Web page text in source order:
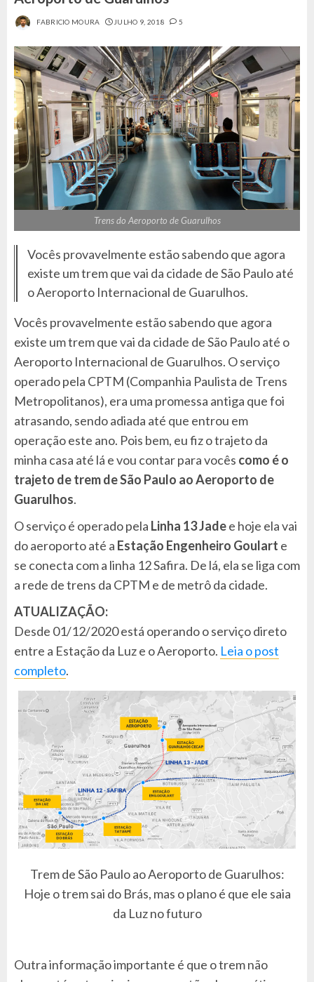
FABRICIO MOURA JULHO 9, 2018 5
Trens do Aeroporto de Guarulhos
Vocês provavelmente estão sabendo que agora
existe um trem que vai da cidade de São Paulo até
o Aeroporto Internacional de Guarulhos.
Vocês provavelmente estão sabendo que agora
existe um trem que vai da cidade de São Paulo até o
Aeroporto Internacional de Guarulhos. O serviço
operado pela CPTM (Companhia Paulista de Trens
Metropolitanos), era uma promessa antiga que foi
atrasando, sendo adiada até que entrou em
operação este ano. Pois bem, eu fiz o trajeto da
minha casa até lá e vou contar para vocês como é o
trajeto de trem de São Paulo ao Aeroporto de
Guarulhos.
O serviço é operado pela Linha 13 Jadee hoje ela vai
do aeroporto até a Estação Engenheiro Goulart e
se conecta com a linha 12 Safira. De lá, ela se liga com
a rede de trens da CPTM e de metrô da cidade.
ATUALIZAÇÃO:
Desde 01/12/2020 está operando o serviço direto
entre a Estação da Luz e o Aeroporto. Leia o post
completo.
Trem de São Paulo ao Aeroporto de Guarulhos:
Hoje o trem sai do Brás, mas o plano é que ele saia
da Luz no futuro
Outra informação importante é que o trem não